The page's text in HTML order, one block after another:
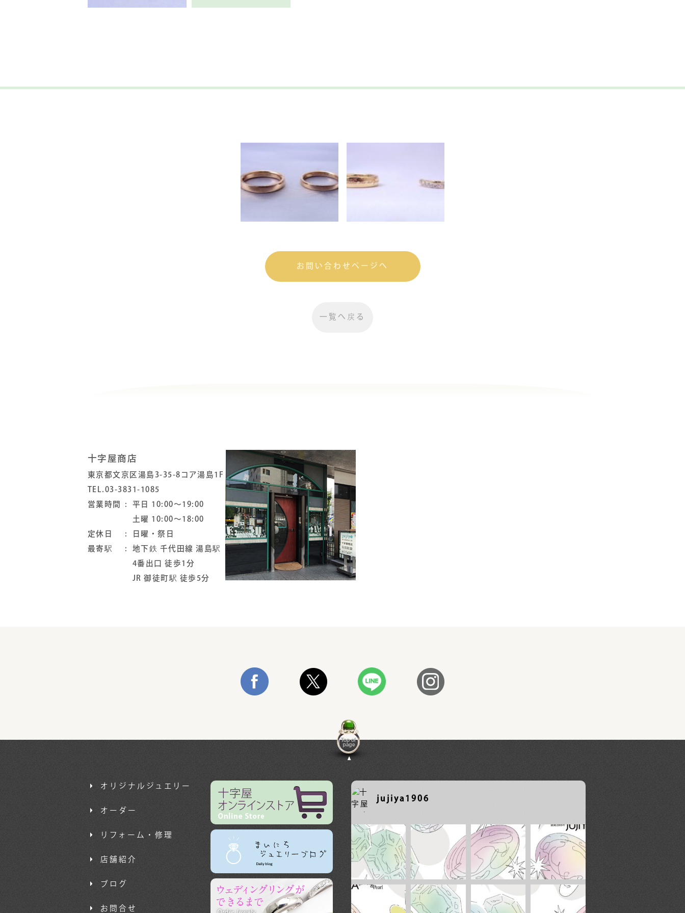
お問い合わせページへ
一覧へ戻る
十字屋商店
東京都文京区湯島3-35-8コア湯島1F
TEL.03-3831-1085
営業時間
平日 10:00～19:00
土曜 10:00～18:00
定休日
日曜・祭日
最寄駅
地下鉄 千代田線 湯島駅
4番出口 徒歩1分
JR 御徒町駅 徒歩5分
オリジナルジュエリー
オーダー
リフォーム・修理
店舗紹介
ブログ
お問合せ
jujiya1906